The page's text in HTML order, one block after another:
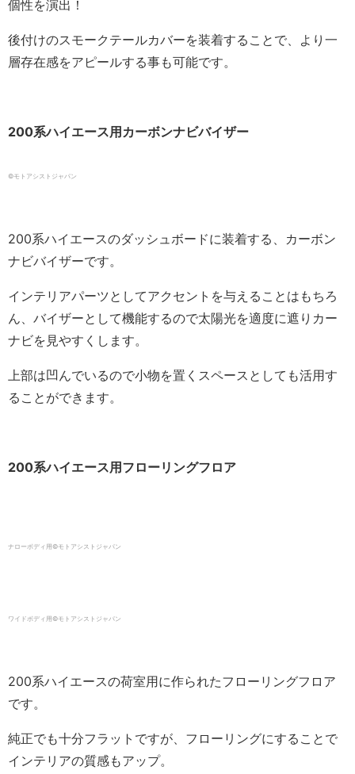
個性を演出！
後付けのスモークテールカバーを装着することで、より一
層存在感をアピールする事も可能です。
200系ハイエース用カーボンナビバイザー
©️モトアシストジャパン
200系ハイエースのダッシュボードに装着する、カーボン
ナビバイザーです。
インテリアパーツとしてアクセントを与えることはもちろ
ん、バイザーとして機能するので太陽光を適度に遮りカー
ナビを見やすくします。
上部は凹んでいるので小物を置くスペースとしても活用す
ることができます。
200系ハイエース用フローリングフロア
ナローボディ用©️モトアシストジャパン
ワイドボディ用©️モトアシストジャパン
200系ハイエースの荷室用に作られたフローリングフロア
です。
純正でも十分フラットですが、フローリングにすることで
インテリアの質感もアップ。